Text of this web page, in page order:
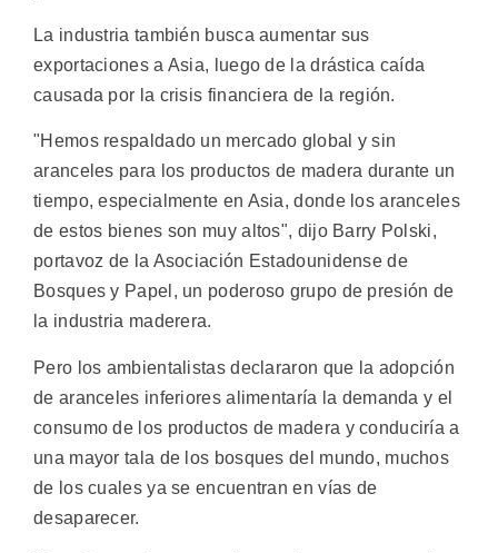
La industria también busca aumentar sus
exportaciones a Asia, luego de la drástica caída
causada por la crisis financiera de la región.
"Hemos respaldado un mercado global y sin
aranceles para los productos de madera durante un
tiempo, especialmente en Asia, donde los aranceles
de estos bienes son muy altos", dijo Barry Polski,
portavoz de la Asociación Estadounidense de
Bosques y Papel, un poderoso grupo de presión de
la industria maderera.
Pero los ambientalistas declararon que la adopción
de aranceles inferiores alimentaría la demanda y el
consumo de los productos de madera y conduciría a
una mayor tala de los bosques del mundo, muchos
de los cuales ya se encuentran en vías de
desaparecer.